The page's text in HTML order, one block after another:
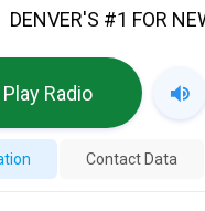
DENVER'S #1 FOR
Play Radio
Contact Data